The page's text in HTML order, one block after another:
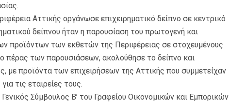
Αττικής οργάνωσε επιχειρηματικό δείπνο σε κεντρικό
δείπνου ήταν η παρουσίαση του πρωτογενή και
προϊόντων των εκθετών της Περιφέρειας σε στοχευμένους
των παρουσιάσεων, ακολούθησε το δείπνο και
προϊόντα των επιχειρήσεων της Αττικής που συμμετείχαν
τις εταιρείες τους.
Σύμβουλος Β’ του Γραφείου Οικονομικών και Εμπορικών